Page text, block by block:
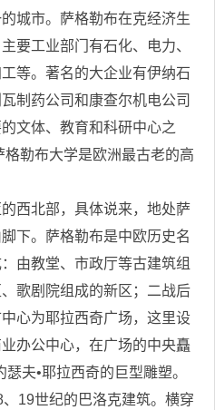
城市。萨格勒布在克经济生
要工业部门有石化、电力、
等。著名的大企业有伊纳石
制药公司和康查尔机电公司
文体、教育和科研中心之
勒布大学是欧洲最古老的高
北部，具体说来，地处萨
下。萨格勒布是中欧历史名
由教堂、市政厅等古建筑组
歌剧院组成的新区；二战后
心为耶拉西奇广场，这里设
办公中心，在广场的中央矗
夫•耶拉西奇的巨型雕塑。
19世纪的巴洛克建筑。横穿